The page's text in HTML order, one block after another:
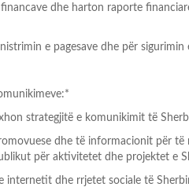
dhe harton raporte
e pagesave dhe për
strategjitë e komunikimit të
dhe të informacionit për
për aktivitetet dhe projektet e
internetit dhe rrjetet sociale të